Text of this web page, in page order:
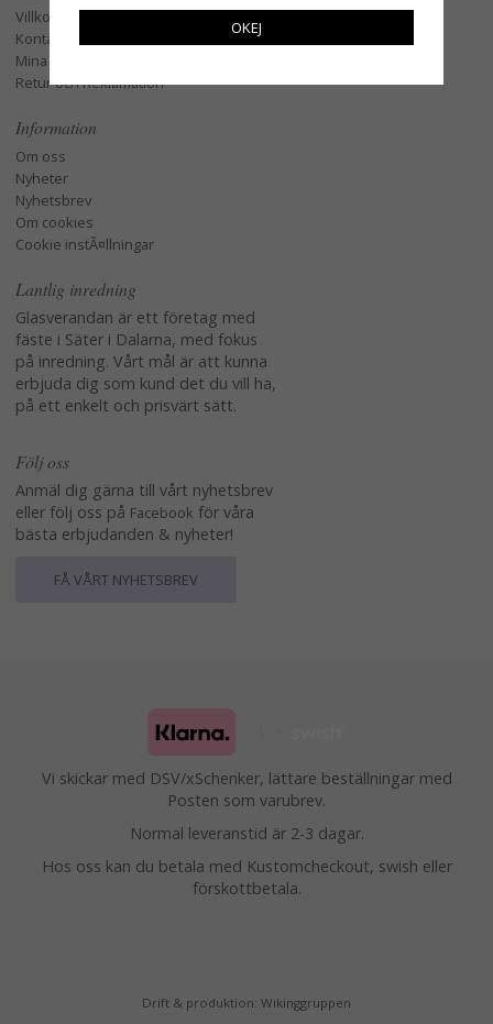
Villkor
Kontakta oss
Mina favoriter
Retur och Reklamation
Information
Om oss
Nyheter
Nyhetsbrev
Om cookies
Cookie instÃ¤llningar
Lantlig inredning
Glasverandan är ett företag med
fäste i Säter i Dalarna, med fokus
på inredning. Vårt mål är att kunna
erbjuda dig som kund det du vill ha,
på ett enkelt och prisvärt sätt.
Följ oss
Anmäl dig gärna till vårt nyhetsbrev
eller följ oss på Facebook för våra
bästa erbjudanden & nyheter!
FÅ VÅRT NYHETSBREV
Vi skickar med DSV/xSchenker, lättare beställningar med
Posten som varubrev.
Normal leveranstid är 2-3 dagar.
Hos oss kan du betala med Kustomcheckout, swish eller
förskottbetala.
Drift & produktion: Wikinggruppen
OKEJ